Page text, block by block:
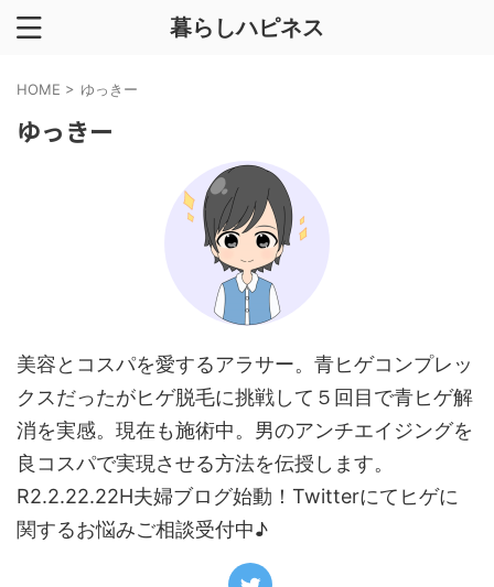
暮らしハピネス
HOME > ゆっきー
ゆっきー
美容とコスパを愛するアラサー。青ヒゲコンプレッ
クスだったがヒゲ脱毛に挑戦して５回目で青ヒゲ解
消を実感。現在も施術中。男のアンチエイジングを
良コスパで実現させる方法を伝授します。
R2.2.22.22H夫婦ブログ始動！Twitterにてヒゲに
関するお悩みご相談受付中♪